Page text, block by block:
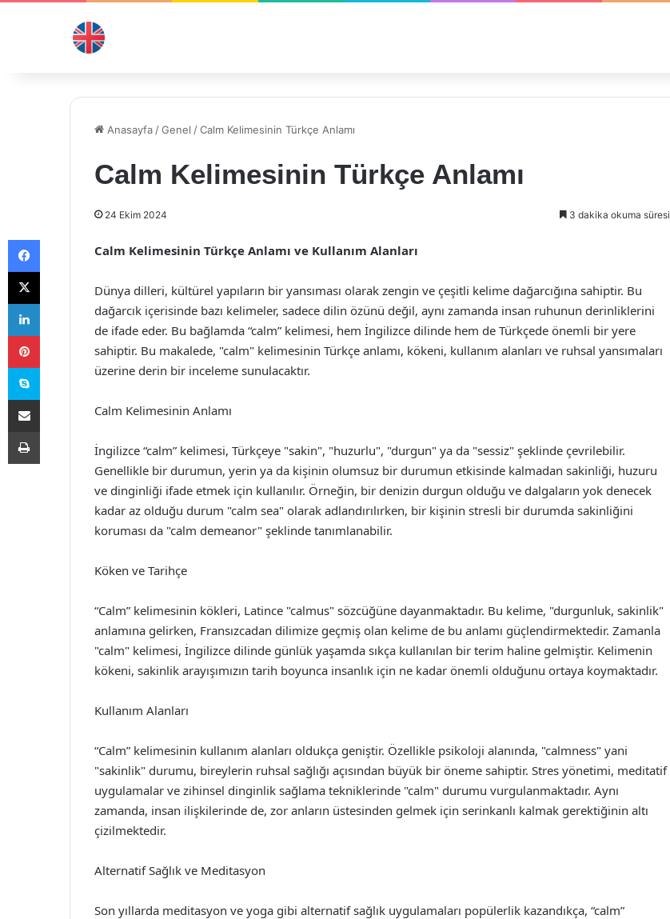
Anasayfa /Genel /Calm Kelimesinin Türkçe Anlamı
Calm Kelimesinin Türkçe Anlamı
24 Ekim 2024 3 dakika okuma süresi
Calm Kelimesinin Türkçe Anlamı ve Kullanım Alanları
Dünya dilleri, kültürel yapıların bir yansıması olarak zengin ve çeşitli kelime dağarcığına sahiptir. Bu
dağarcık içerisinde bazı kelimeler, sadece dilin özünü değil, aynı zamanda insan ruhunun derinliklerini
de ifade eder. Bu bağlamda “calm” kelimesi, hem İngilizce dilinde hem de Türkçede önemli bir yere
sahiptir. Bu makalede, "calm" kelimesinin Türkçe anlamı, kökeni, kullanım alanları ve ruhsal yansımaları
üzerine derin bir inceleme sunulacaktır.
Calm Kelimesinin Anlamı
İngilizce “calm” kelimesi, Türkçeye "sakin", "huzurlu", "durgun" ya da "sessiz" şeklinde çevrilebilir.
Genellikle bir durumun, yerin ya da kişinin olumsuz bir durumun etkisinde kalmadan sakinliği, huzuru
ve dinginliği ifade etmek için kullanılır. Örneğin, bir denizin durgun olduğu ve dalgaların yok denecek
kadar az olduğu durum "calm sea" olarak adlandırılırken, bir kişinin stresli bir durumda sakinliğini
koruması da "calm demeanor" şeklinde tanımlanabilir.
Köken ve Tarihçe
“Calm” kelimesinin kökleri, Latince "calmus" sözcüğüne dayanmaktadır. Bu kelime, "durgunluk, sakinlik"
anlamına gelirken, Fransızcadan dilimize geçmiş olan kelime de bu anlamı güçlendirmektedir. Zamanla
"calm" kelimesi, İngilizce dilinde günlük yaşamda sıkça kullanılan bir terim haline gelmiştir. Kelimenin
kökeni, sakinlik arayışımızın tarih boyunca insanlık için ne kadar önemli olduğunu ortaya koymaktadır.
Kullanım Alanları
“Calm” kelimesinin kullanım alanları oldukça geniştir. Özellikle psikoloji alanında, "calmness" yani
"sakinlik" durumu, bireylerin ruhsal sağlığı açısından büyük bir öneme sahiptir. Stres yönetimi, meditatif
uygulamalar ve zihinsel dinginlik sağlama tekniklerinde "calm" durumu vurgulanmaktadır. Aynı
zamanda, insan ilişkilerinde de, zor anların üstesinden gelmek için serinkanlı kalmak gerektiğinin altı
çizilmektedir.
Alternatif Sağlık ve Meditasyon
Son yıllarda meditasyon ve yoga gibi alternatif sağlık uygulamaları popülerlik kazandıkça, “calm”
Facebook
X
LinkedIn
Pinterest
Skype
E-Posta ile paylaş